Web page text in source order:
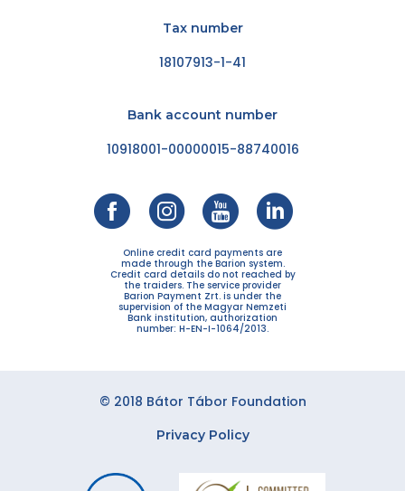
Tax number
18107913-1-41
Bank account number
10918001-00000015-88740016
Online credit card payments are
made through the Barion system.
Credit card details do not reached by
the traiders. The service provider
Barion Payment Zrt. is under the
supervision of the Magyar Nemzeti
Bank institution, authorization
number: H-EN-I-1064/2013.
© 2018 Bátor Tábor Foundation
Privacy Policy